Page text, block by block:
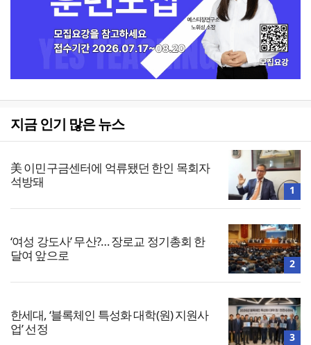
지금 인기 많은 뉴스
美 이민구금센터에 억류됐던 한인 목회자
석방돼
1
‘여성 강도사’ 무산?… 장로교 정기총회 한
달여 앞으로
2
한세대, ‘블록체인 특성화 대학(원) 지원사
업’ 선정
3